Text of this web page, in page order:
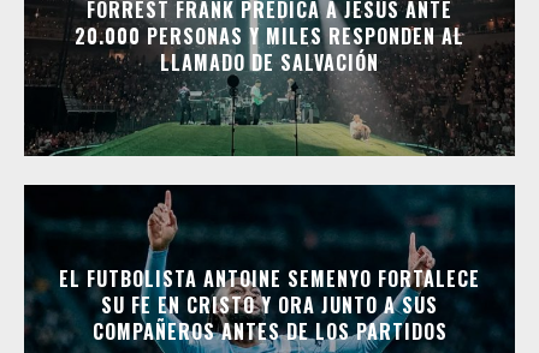
FORREST FRANK PREDICA A JESÚS ANTE
20.000 PERSONAS Y MILES RESPONDEN AL
LLAMADO DE SALVACIÓN
EL FUTBOLISTA ANTOINE SEMENYO FORTALECE
SU FE EN CRISTO Y ORA JUNTO A SUS
COMPAÑEROS ANTES DE LOS PARTIDOS